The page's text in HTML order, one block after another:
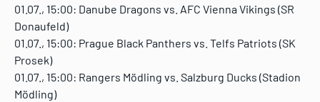
01.07., 15:00: Danube Dragons vs. AFC Vienna Vikings (SR
Donaufeld)
01.07., 15:00: Prague Black Panthers vs. Telfs Patriots (SK
Prosek)
01.07., 15:00: Rangers Mödling vs. Salzburg Ducks (Stadion
Mödling)